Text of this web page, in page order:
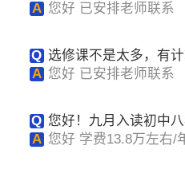
吗？孩子在IT方面比较有
A 您好 已安排老师联系
Q 选修课不是太多，有
吗？孩子在IT方面比较有
A 您好 已安排老师联系
Q 您好！九月入读初中
年总费用多少？
A 您好 学费13.8万左右/